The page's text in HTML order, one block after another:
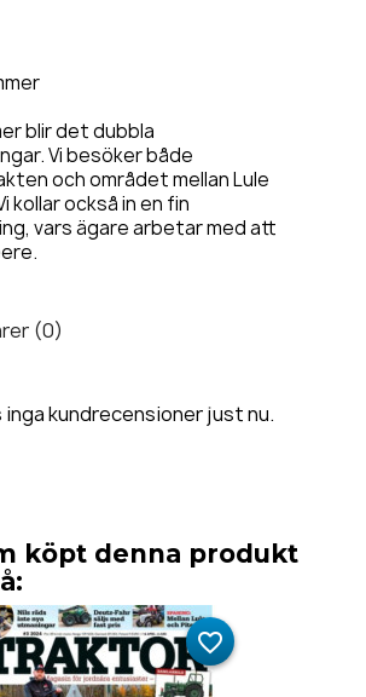
blir det dubbla
Vi besöker både
och området mellan Lule
kollar också in en fin
vars ägare arbetar med att
(0)
kundrecensioner just nu.
köpt denna produkt
favorite_border